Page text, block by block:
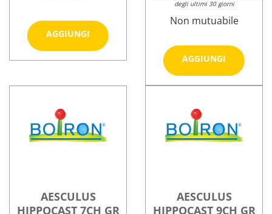
AGGIUNGI
Aggiungi ACONITUM
NAP
7CH
4G al
GR
4G
degli ultimi 30 giorni
Non mutuabile
AGGIUNGI
Aggiungi
5CH
carrello
5CH
GR
AESCULUS
HIPPOCAST 7CH GR
AESCULUS
HIPPOCAST 9CH GR